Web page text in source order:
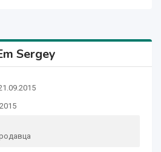
Sergey